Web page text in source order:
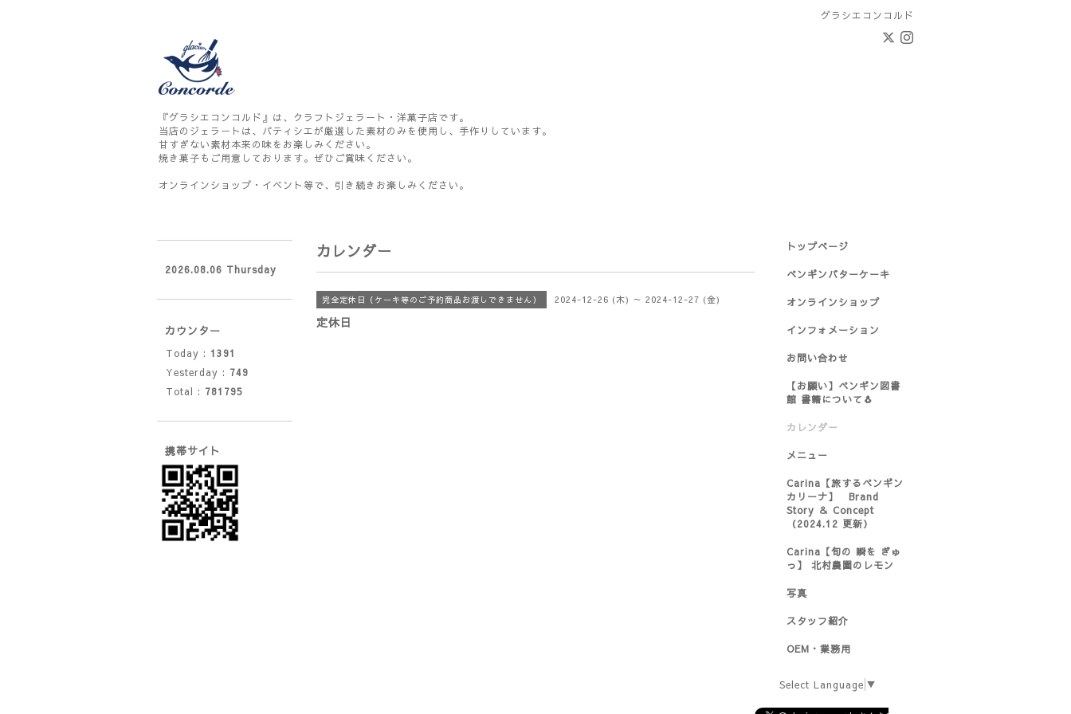
グラシエコンコルド
『グラシエコンコルド』は、クラフトジェラート・洋菓子店です。
当店のジェラートは、パティシエが厳選した素材のみを使用し、手作りしています。
甘すぎない素材本来の味をお楽しみください。
焼き菓子もご用意しております。ぜひご賞味ください。
オンラインショップ・イベント等で、引き続きお楽しみください。
カレンダー
完全定休日（ケーキ等のご予約商品お渡しできません） 2024-12-26 (木) ～ 2024-12-27 (金)
定休日
トップページ
ペンギンバターケーキ
オンラインショップ
インフォメーション
お問い合わせ
【お願い】ペンギン図書
館 書籍について🐧
カレンダー
メニュー
Carina【旅するペンギン
カリーナ】 Brand
Story ＆ Concept
（2024.12 更新）
Carina【旬の 瞬を ぎゅ
っ】 北村農園のレモン
写真
スタッフ紹介
OEM・業務用
Select Language ▼
2026.08.06 Thursday
カウンター
Today : 1391
Yesterday : 749
Total : 781795
携帯サイト